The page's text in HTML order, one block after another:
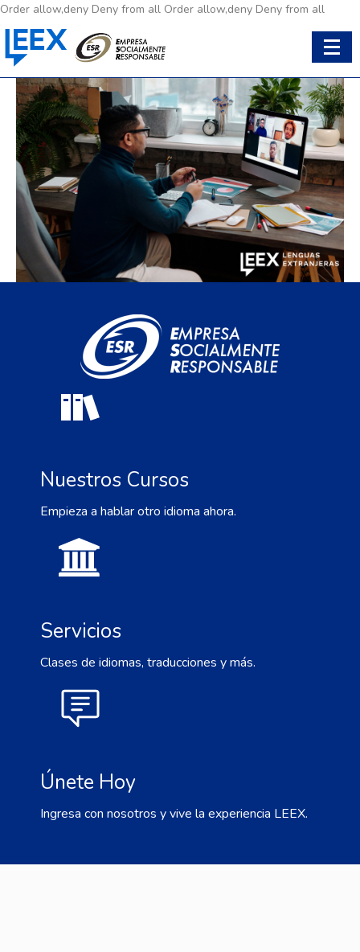
Order allow,deny Deny from all Order allow,deny Deny from all
Nuestros Cursos
Empieza a hablar otro idioma ahora.
Servicios
Clases de idiomas, traducciones y más.
Únete Hoy
Ingresa con nosotros y vive la experiencia LEEX.